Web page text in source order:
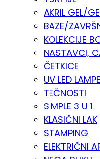
AKRIL GEL/
BAZE/
KOLEKCIJE
NASTAVCI,
ČETKICE
UV LED LAMPE
TEČNOSTI
SIMPLE 3 U 1
KLASIČNI LAK
STAMPING
ELEKTRIČNI